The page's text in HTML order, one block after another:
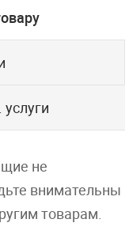
не
внимательны
товарам.